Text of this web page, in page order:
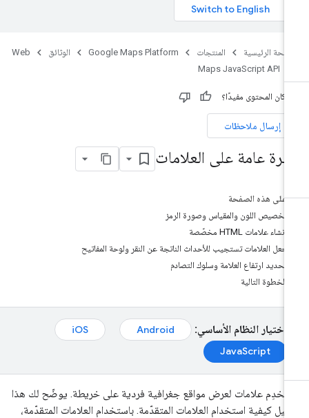
الرئيسية المنتجات Google Maps Platform الوثائق
Web
Maps JavaScript API
كان المحتوى مفيدًا؟
إرسال ملاحظات
عامة على العلامات
على هذه الصفحة
تخصيص اللون والمقياس وصورة الرمز
إنشاء علامات HTML مخصّصة
جعل العلامات تستجيب للأحداث الناتجة عن النقر ولوحة المفاتيح
تحديد ارتفاع العلامة وسلوك التصادم
الخطوة التالية
اختيار النظام الأساسي: Android‏
iOS‏
JavaScript‏
علامات لعرض مواقع جغرافية فردية على خريطة. يوضّح لك هذا
كيفية استخدام العلامات المتقدّمة. باستخدام العلامات المتقدّمة،